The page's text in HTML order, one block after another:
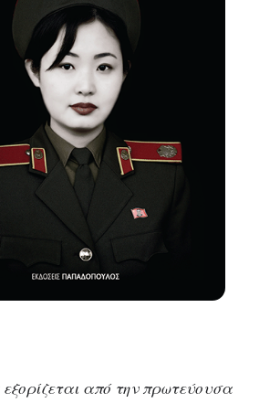
από την πρωτεύουσα